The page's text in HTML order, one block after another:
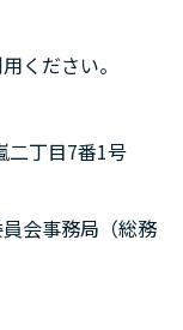
ください。
丁目7番1号
会事務局（総務